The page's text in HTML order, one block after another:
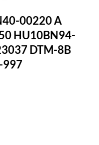
00220 A
HU10BN94-
DTM-8B
997